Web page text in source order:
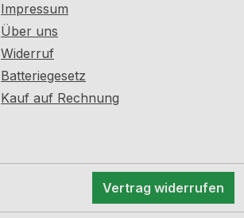
Impressum
Über uns
Widerruf
Batteriegesetz
Kauf auf Rechnung
Vertrag widerrufen